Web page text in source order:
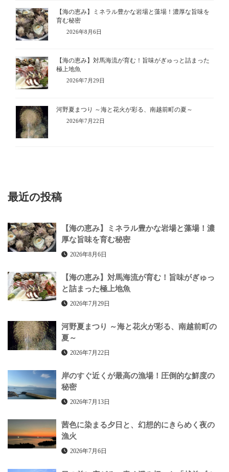
【海の恵み】ミネラル豊かな岩場と藻場！濃厚な旨味を
育む秘密
2026年8月6日
【海の恵み】対馬海流が育む！旨味がぎゅっと詰まった
極上地魚
2026年7月29日
河野夏まつり ～海と花火が彩る、南越前町の夏～
2026年7月22日
最近の投稿
【海の恵み】ミネラル豊かな岩場と藻場！濃
厚な旨味を育む秘密
2026年8月6日
【海の恵み】対馬海流が育む！旨味がぎゅっ
と詰まった極上地魚
2026年7月29日
河野夏まつり ～海と花火が彩る、南越前町の
夏～
2026年7月22日
岸のすぐ近くが最高の漁場！圧倒的な鮮度の
秘密
2026年7月13日
茜色に染まる夕日と、幻想的にきらめく夜の
漁火
2026年7月6日